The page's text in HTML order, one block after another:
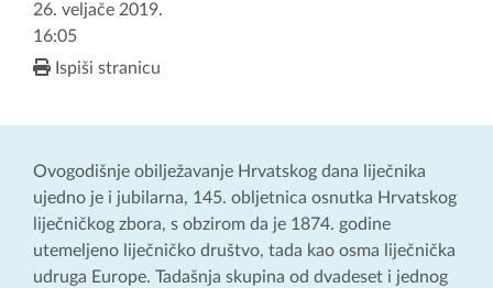
26. veljače 2019.
16:05
Ispiši stranicu
Ovogodišnje obilježavanje Hrvatskog dana liječnika
ujedno je i jubilarna, 145. obljetnica osnutka Hrvatskog
liječničkog zbora, s obzirom da je 1874. godine
utemeljeno liječničko društvo, tada kao osma liječnička
udruga Europe. Tadašnja skupina od dvadeset i jednog